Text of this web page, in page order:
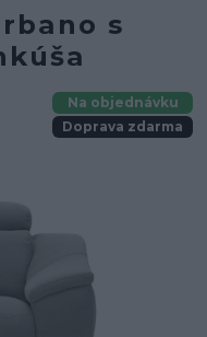
s
Na objednávku
Doprava zdarma